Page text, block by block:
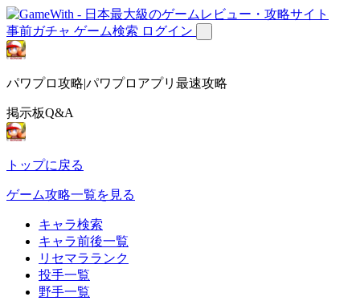
事前ガチャ ゲーム検索 ログイン
パワプロ攻略|パワプロアプリ最速攻略
掲示板Q&A
トップに戻る
ゲーム攻略一覧を見る
キャラ検索
キャラ前後一覧
リセマラランク
投手一覧
野手一覧